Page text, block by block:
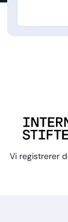
Vi registrerer